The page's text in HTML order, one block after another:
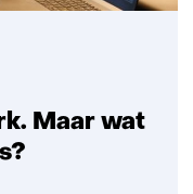
Maar wat